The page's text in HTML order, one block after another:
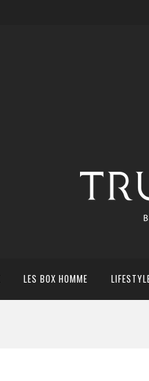
LES BOX HOMME